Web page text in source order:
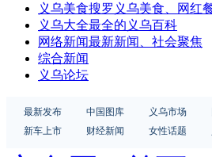
义乌美食搜罗义乌美食、网红
义乌大全最全的义乌百科
网络新闻最新新闻、社会聚焦
综合新闻
义乌论坛
最新发布 中国图库 义乌市场
新车上市
财经新闻 女性话题